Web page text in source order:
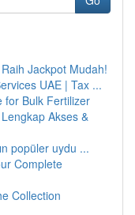
Jackpot Mudah!
UAE | Tax ...
for Bulk Fertilizer
Akses &
popüler uydu ...
Complete
Collection